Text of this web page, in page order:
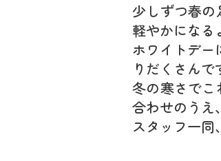
少しずつ春
軽やかになる
ホワイトデー
りだくさん
冬の寒さで
合わせのうえ
スタッフ一同